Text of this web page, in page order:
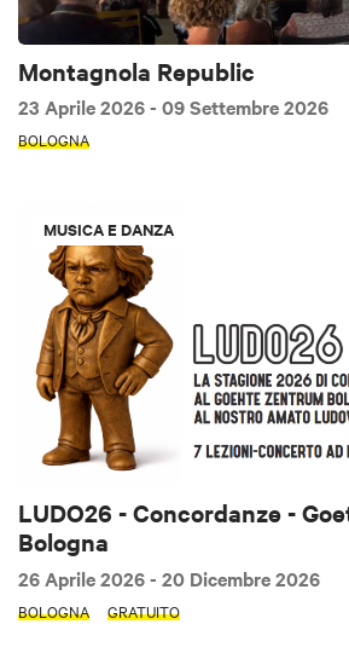
Montagnola Republic
23 Aprile 2026- 09 Settembre 2026
BOLOGNA
MUSICA E DANZA
LUDO26 - Concordanze -
Bologna
26 Aprile 2026- 20 Dicembre 2026
BOLOGNA GRATUITO